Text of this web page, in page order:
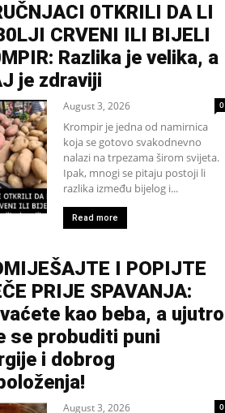
0TKRILI DA LI
CRVENI ILI BIJELI
Razlika je velika, a
je zdraviji
August 3, 2026 0
Krompir je jedna od namirnica
koja se gotovo svakodnevno
nalazi na trpezama širom svijeta.
Ipak, mnogi se pitaju postoji li
razlika između bijelog i...
Read more
I POPIJTE
PRIJE SPAVANJA:
kao beba, a ujutro
se probuditi puni
i dobrog
August 3, 2026 0